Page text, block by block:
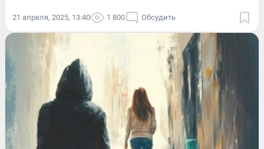
21 апреля, 2025, 13:40 1 800 Обсудить